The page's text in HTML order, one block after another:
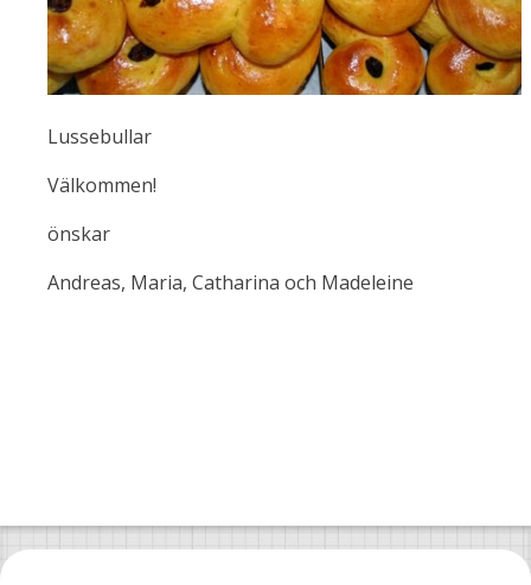
Lussebullar
Välkommen!
önskar
Andreas, Maria, Catharina och Madeleine